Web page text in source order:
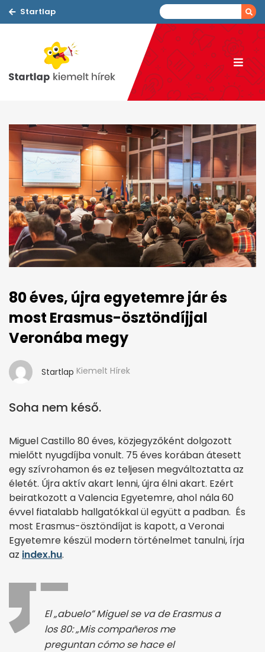
Startlap
80 éves, újra egyetemre jár és
most Erasmus-ösztöndíjjal
Veronába megy
Startlap Kiemelt Hírek
Soha nem késő.
Miguel Castillo 80 éves, közjegyzőként dolgozott
mielőtt nyugdíjba vonult. 75 éves korában átesett
egy szívrohamon és ez teljesen megváltoztatta az
életét. Újra aktív akart lenni, újra élni akart. Ezért
beiratkozott a Valencia Egyetemre, ahol nála 60
évvel fiatalabb hallgatókkal ül együtt a padban. És
most Erasmus-ösztöndíjat is kapott, a Veronai
Egyetemre készül modern történelmet tanulni, írja
az index.hu.
El „abuelo” Miguel se va de Erasmus a
los 80: „Mis compañeros me
preguntan cómo se hace el